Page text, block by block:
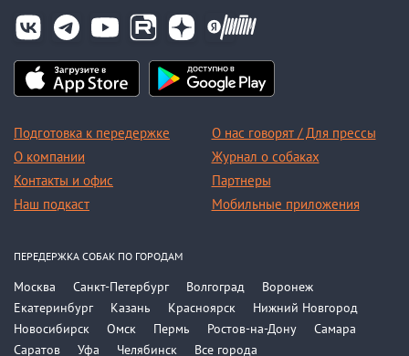
Подготовка к передержке
О компании
Контакты и офис
Наш подкаст
О нас говорят / Для прессы
Журнал о собаках
Партнеры
Мобильные приложения
ПЕРЕДЕРЖКА СОБАК ПО ГОРОДАМ
Москва Санкт-Петербург Волгоград
Воронеж
Екатеринбург
Казань Красноярск
Нижний Новгород
Новосибирск
Омск Пермь Ростов-на-Дону
Самара
Саратов
Уфа Челябинск Все города